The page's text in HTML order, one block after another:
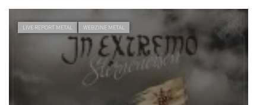
LIVE REPORT METAL WEBZINE METAL